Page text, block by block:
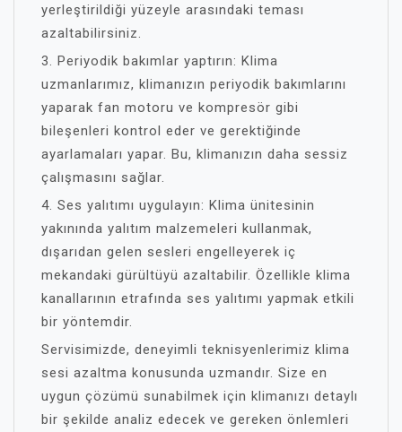
yerleştirildiği yüzeyle arasındaki teması
azaltabilirsiniz.
3. Periyodik bakımlar yaptırın: Klima
uzmanlarımız, klimanızın periyodik bakımlarını
yaparak fan motoru ve kompresör gibi
bileşenleri kontrol eder ve gerektiğinde
ayarlamaları yapar. Bu, klimanızın daha sessiz
çalışmasını sağlar.
4. Ses yalıtımı uygulayın: Klima ünitesinin
yakınında yalıtım malzemeleri kullanmak,
dışarıdan gelen sesleri engelleyerek iç
mekandaki gürültüyü azaltabilir. Özellikle klima
kanallarının etrafında ses yalıtımı yapmak etkili
bir yöntemdir.
Servisimizde, deneyimli teknisyenlerimiz klima
sesi azaltma konusunda uzmandır. Size en
uygun çözümü sunabilmek için klimanızı detaylı
bir şekilde analiz edecek ve gereken önlemleri